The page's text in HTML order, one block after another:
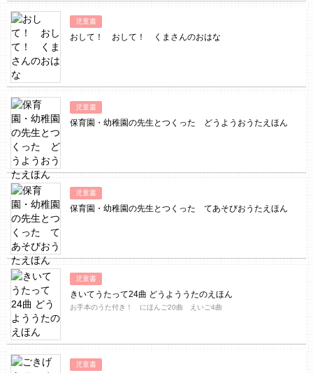
児童書
おして！ おして！ くまさんのおはな
児童書
保育園・幼稚園の先生とつくった どうようおうたえほん
児童書
保育園・幼稚園の先生とつくった てあそびおうたえほん
児童書
きいてうたって24曲 どうよううたのえほん
お手本のうた付き！ にほんご20曲 えいご4曲
児童書